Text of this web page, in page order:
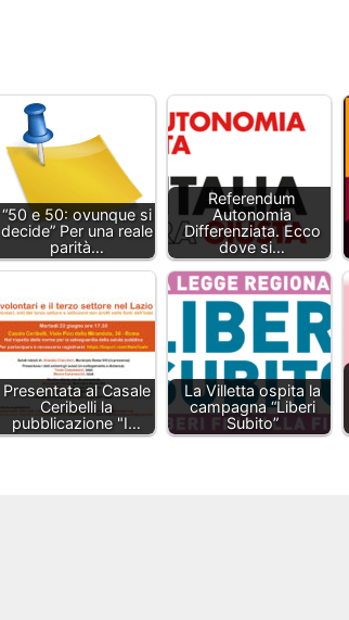
“50 e 50: ovunque si
decide” Per una reale
parità…
Referendum
Autonomia
Differenziata. Ecco
dove si…
Presentata al Casale
Ceribelli la
pubblicazione "I…
La Villetta ospita la
campagna “Liberi
Subito”